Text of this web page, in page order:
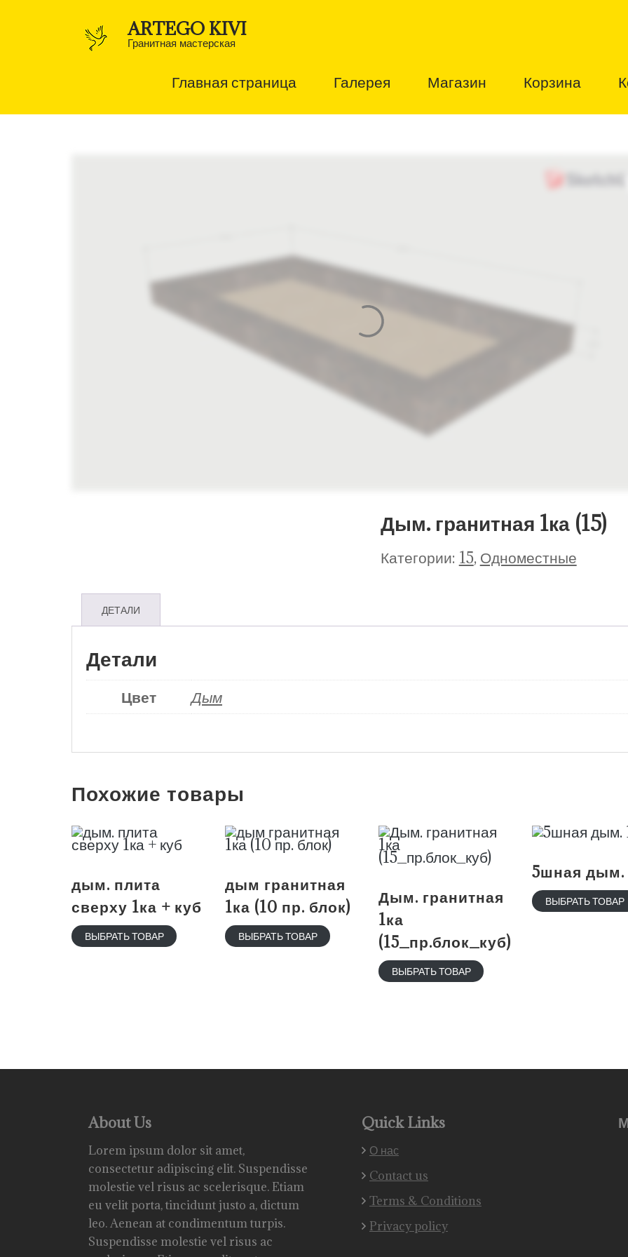
содержимому ARTEGO KIVI
Гранитная мастерская
Главная страница Галерея Магазин Корзина
Дым. гранитная 1ка (15)
Категории: 15, Одноместные
ДЕТАЛИ
Детали
Цвет Дым
Похожие товары
дым. плита
сверху 1ка + куб
ВЫБРАТЬ ТОВАР
дым гранитная
1ка (10 пр. блок)
ВЫБРАТЬ ТОВАР
Дым. гранитная
1ка
(15_пр.блок_куб)
ВЫБРАТЬ ТОВАР
5шная дым.
ВЫБРАТЬ ТОВАР
About Us
Lorem ipsum dolor sit amet,
consectetur adipiscing elit. Suspendisse
molestie vel risus ac scelerisque. Etiam
eu velit porta, tincidunt justo a, dictum
leo. Aenean at condimentum turpis.
Suspendisse molestie vel risus ac
Quick Links
О нас
Contact us
Terms & Conditions
Privacy policy